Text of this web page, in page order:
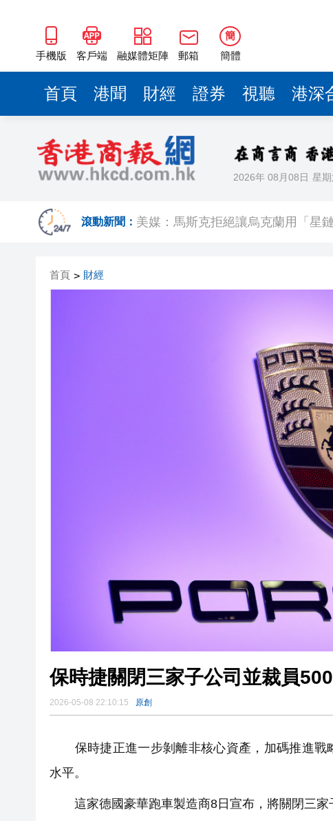
手機版 客戶端 融媒體矩陣 郵箱
簡
簡體
首頁 港聞 財經 證券 視聽 港深
2026年 08月08日 星
滾動新聞：
【財通AH】勤浩醫藥「回血」再
賭壓頂
美媒：馬斯克拒絕讓烏克蘭用「星
因噪音滋擾用菜刀狂斬樓上鄰居 黃
2026年全民健身日暨廣州市體育節
首頁 > 財經
保時捷關閉三家子公司並裁員
2026-05-08 22:10:15 原創
保時捷正進一步剝離非核心資產，加碼推進戰
水平。
這家德國豪華跑車製造商8日宣布，將關閉三家